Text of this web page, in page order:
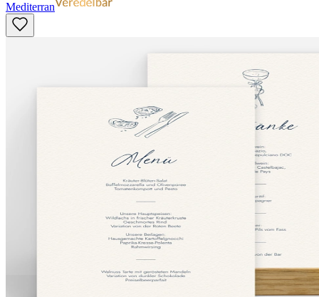
Mediterran